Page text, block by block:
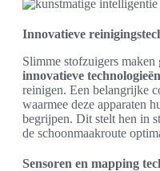
Innovatieve
Slimme stofzuigers
innovatieve technologieën
reinigen. Een belangrijke
waarmee deze apparaten
begrijpen. Dit stelt hen in
de schoonmaakroute
Sensoren en mapping